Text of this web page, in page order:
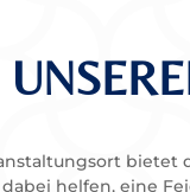
bietet
helfen, eine